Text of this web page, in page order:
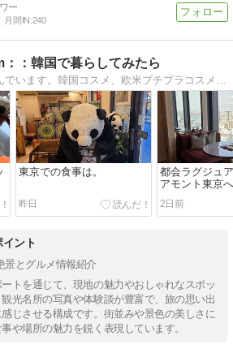
月間IN:240
：韓国で暮らしてみたら
東京での食事は。
昨日
都会ラグジュ
アモント東京
2日前
ント
景とグルメ情報紹介
トを通じて、現地の魅力やおしゃれなスポッ
光名所の写真や体験談が豊富で、旅の思い出
じさせる構成です。街並みや景色の美しさに
や場所の魅力を鋭く表現しています。